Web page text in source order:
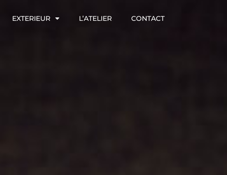
EXTERIEUR L’ATELIER CONTACT